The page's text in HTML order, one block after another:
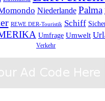
Niederlande Palma
REWE DER-Touristik Schiff
Umfrage Umwelt
Verkehr